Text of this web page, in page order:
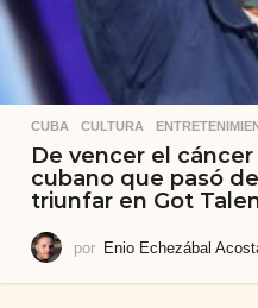
CUBA ,CULTURA ,
De vencer el cáncer
cubano que pasó
triunfar en Got
por Enio Echezábal